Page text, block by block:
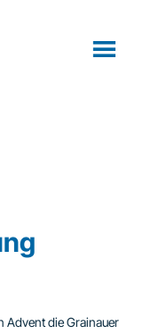
Advent die Grainauer